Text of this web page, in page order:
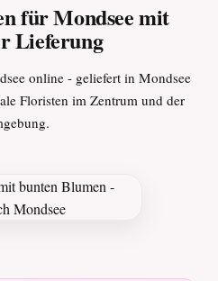
für Mondsee mit
Lieferung
online - geliefert in Mondsee
Floristen im Zentrum und der